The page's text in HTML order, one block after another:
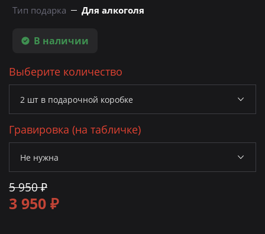
Тип подарка
Для алкоголя
В наличии
Выберите количество
Гравировка (на табличке)
5 950 ₽
3 950 ₽